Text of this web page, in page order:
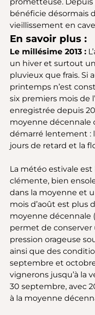
bénéficie désormais
vieillissement en
En savoir plus :
Le millésime 2013 :
un hiver et surtout
pluvieux que frais. Si
printemps n’est
six premiers mois de
enregistrée depuis 20
moyenne décennale
démarré lentement :
jours de retard et la
La météo estivale
clémente, bien
dans la moyenne et
mois d’août est plus
moyenne décennale
permet de conserver
pression orageuse
ainsi que des
septembre et
vignerons jusqu’à la
30 septembre, avec
à la moyenne